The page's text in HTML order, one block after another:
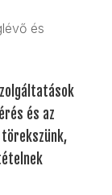
és
és az